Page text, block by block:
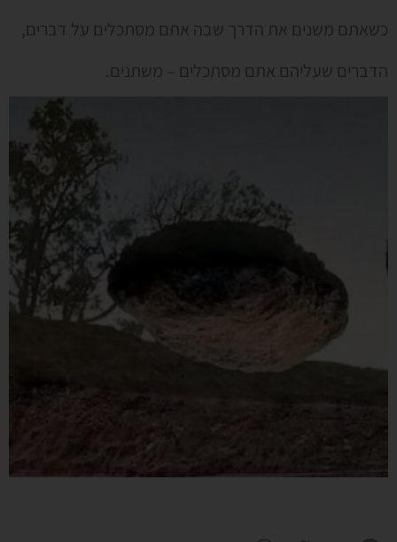
כשאתם משנים את הדרך שבה אתם מסתכלים על דברים,
הדברים שעליהם אתם מסתכלים – משתנים.